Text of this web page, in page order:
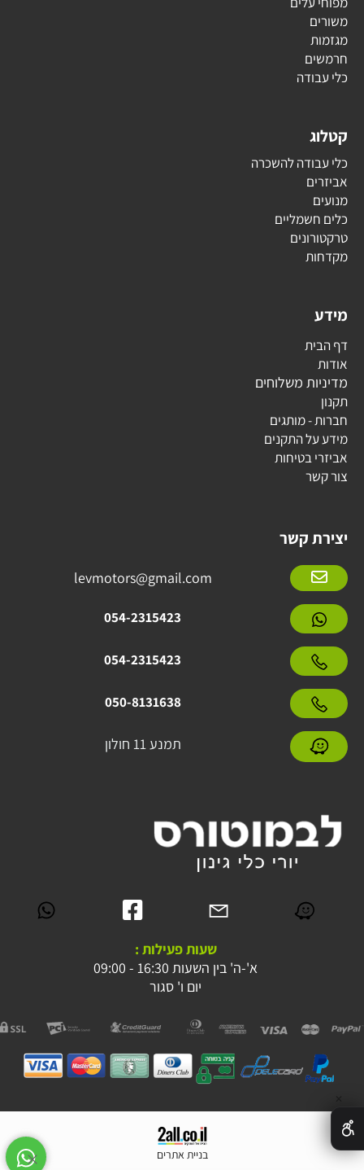
משורים
מגזמות
חרמשים
כלי עבודה
קטלוג
כלי עבודה להשכרה
אביזרים
מנועים
כלים חשמליים
טרקטורונים
מקדחות
מידע
דף הבית
אודות
מדיניות משלוחים
תקנון
חברות - מותגים
מידע על התקנים
אביזרי בטיחות
צור קשר
יצירת קשר
levmotors@gmail.com
054-2315423
054-2315423
050-8131638
תמנע 11 חולון
שעות פעילות :
א'-ה' בין השעות 16:30 - 09:00
יום ו' סגור
בניית אתרים